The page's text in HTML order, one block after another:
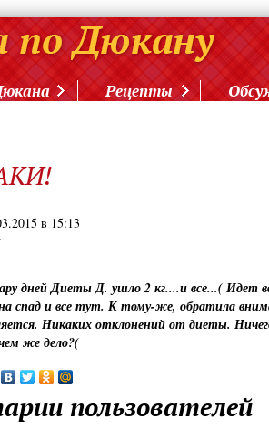
Рецепты
в 15:13
дней Диеты Д. ушло 2 кг....и все...( Идет
спад и все тут. К тому-же, обратила
Никаких отклонений от диеты.
же дело?(
пользователей